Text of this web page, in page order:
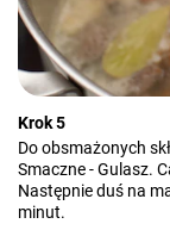
Krok 5
Do obsmażonych
Smaczne - Gulasz.
Następnie duś na
minut.